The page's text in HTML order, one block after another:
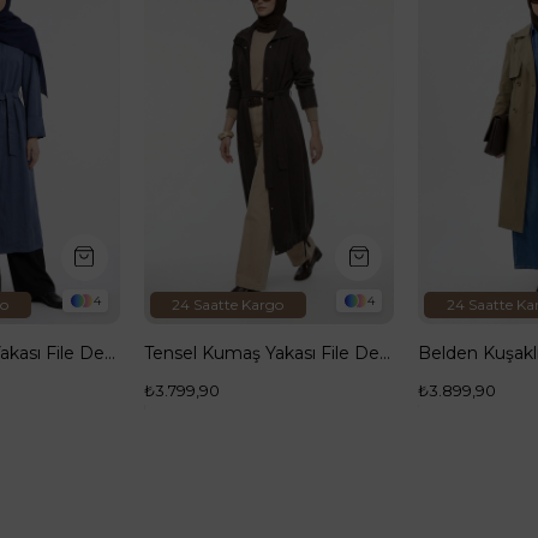
24 Saatte Kargo
₺3.899,90
24 Saatte
₺3.899,90